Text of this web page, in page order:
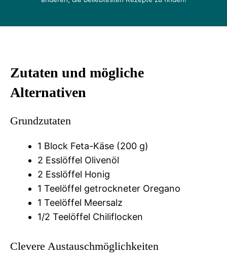
Zutaten und mögliche
Alternativen
Grundzutaten
1 Block Feta-Käse (200 g)
2 Esslöffel Olivenöl
2 Esslöffel Honig
1 Teelöffel getrockneter Oregano
1 Teelöffel Meersalz
1/2 Teelöffel Chiliflocken
Clevere Austauschmöglichkeiten